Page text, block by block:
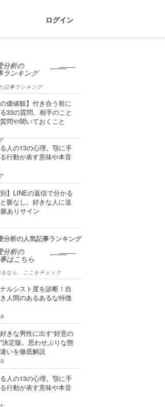
ログイン
分析の
ランキング
記事ランキング
の価値観】付き合う前に
33の質問。相手のこと
問や聞いておくこと
人の13の心理。顎に手
行動が表す意味や本音
別】LINEの返信で分かる
脈なし。好きな人に送
ありサイン
分析の人気記事ランキング
分析の
はこちら
なら、ここをチェック
ルシスト度を診断！自
人間のあるあるな特徴
きな男性に出す“好意の
決定版。思わせぶりな態
いを徹底解説
人の13の心理。顎に手
行動が表す意味や本音